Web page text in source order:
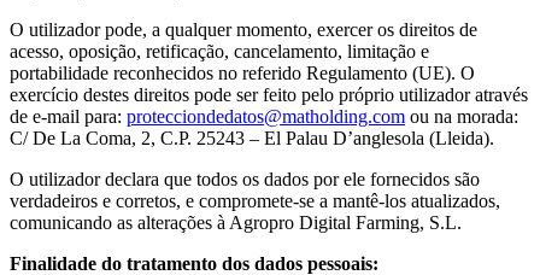
O utilizador pode, a qualquer momento, exercer os direitos de
acesso, oposição, retificação, cancelamento, limitação e
portabilidade reconhecidos no referido Regulamento (UE). O
exercício destes direitos pode ser feito pelo próprio utilizador através
de e-mail para: protecciondedatos@matholding.com ou na morada:
C/ De La Coma, 2, C.P. 25243 – El Palau D’anglesola (Lleida).
O utilizador declara que todos os dados por ele fornecidos são
verdadeiros e corretos, e compromete-se a mantê-los atualizados,
comunicando as alterações à Agropro Digital Farming, S.L.
Finalidade do tratamento dos dados pessoais: